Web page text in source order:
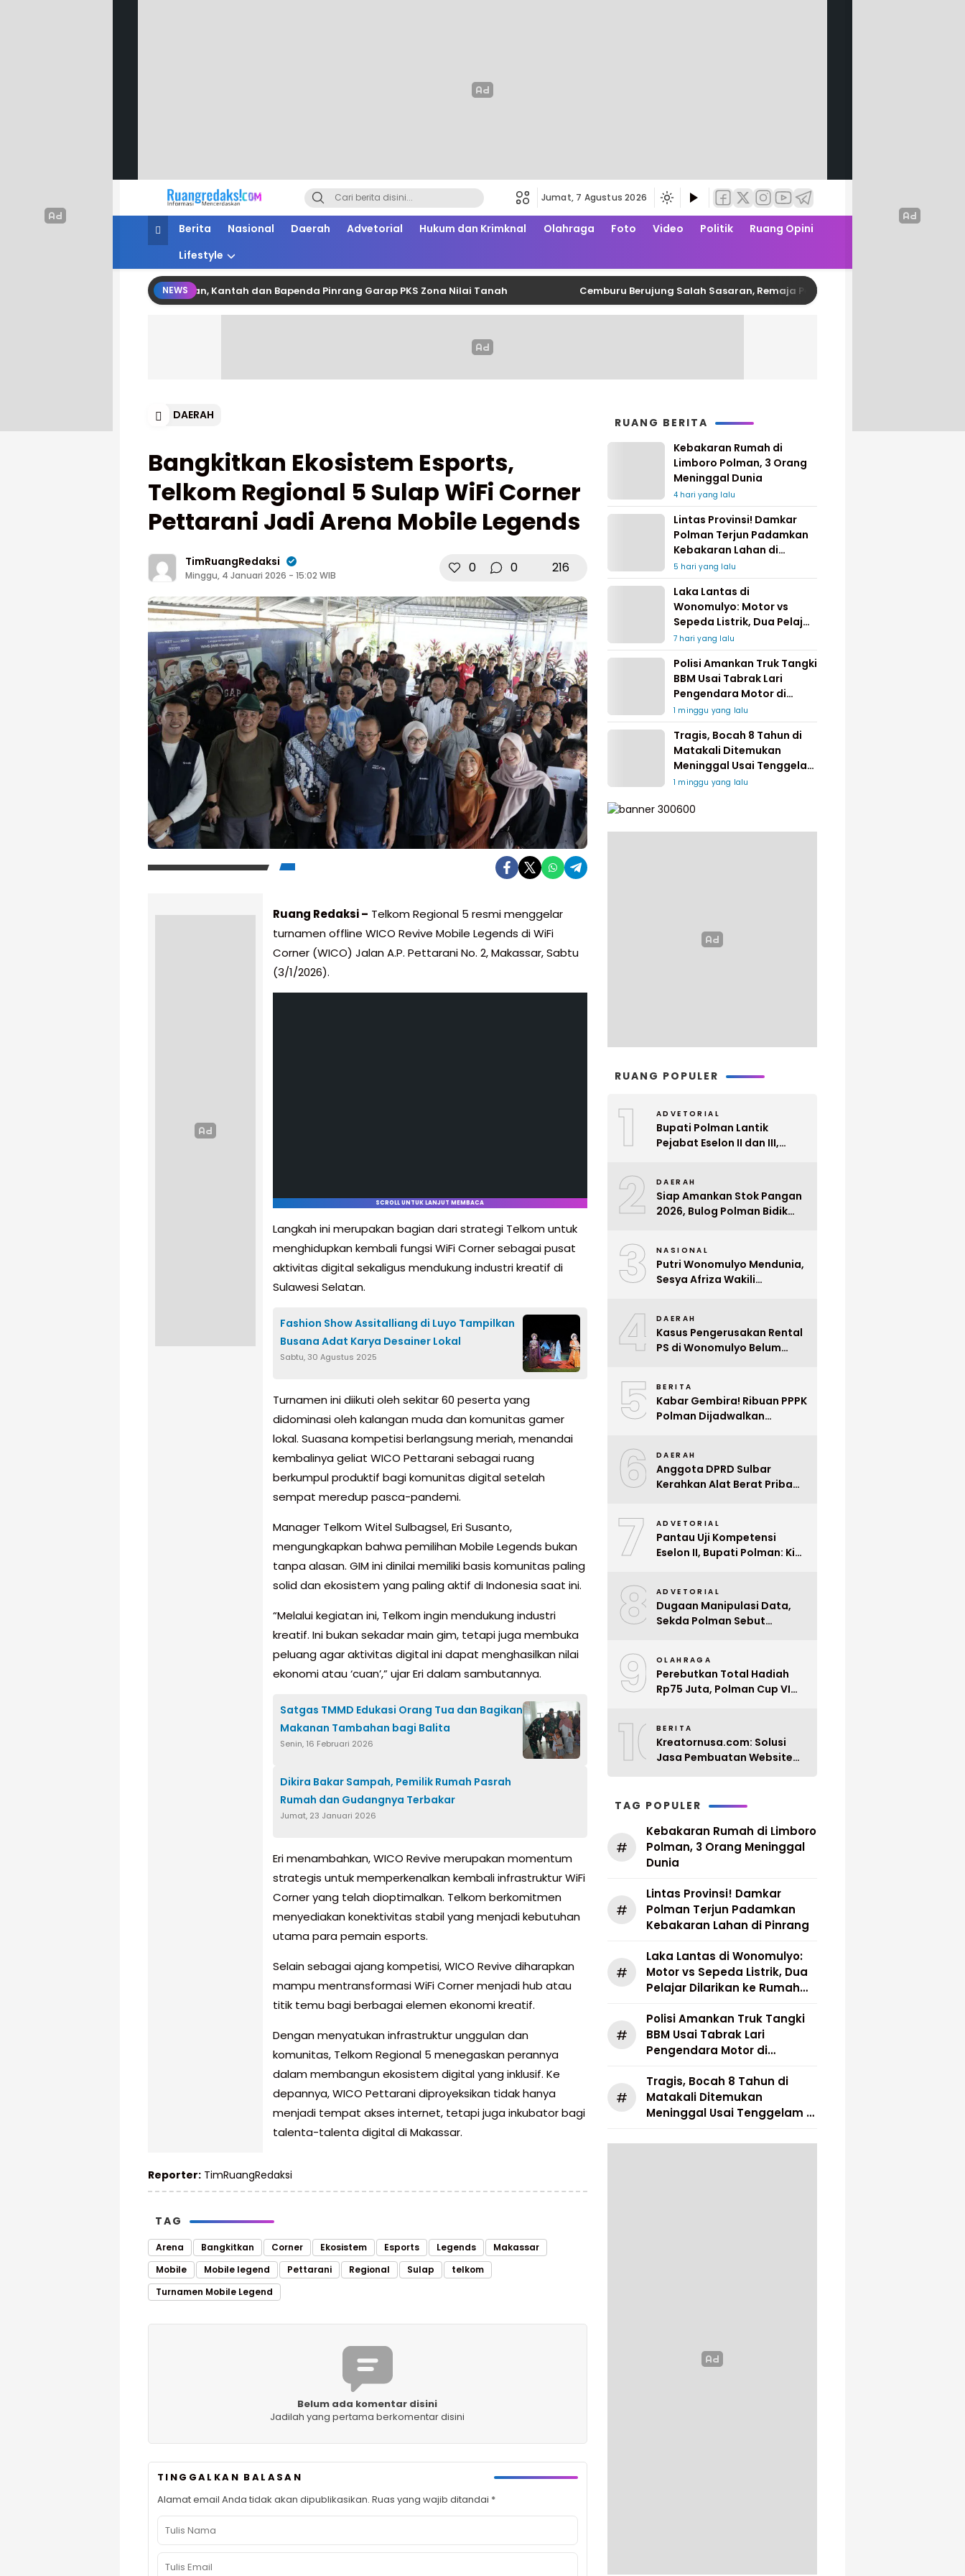
Ruang Redaksi
Informasi Mencerdaskan
Jumat, 7 Agustus 2026
Berita Nasional Daerah Advetorial Hukum dan Krimknal Olahraga Foto Video Politik
Ruang Opini
Lifestyle
NEWS
Pertanahan dan Perpajakan, Kantah dan Bapenda Pinrang Garap PKS Zona Nilai Tanah Cemburu Berujung Salah Sasaran, Remaja Pembusur Pelajar di Polman Diringkus
DAERAH
Bangkitkan Ekosistem Esports,
Telkom Regional 5 Sulap WiFi Corner
Pettarani Jadi Arena Mobile Legends
TimRuangRedaksi
Minggu, 4 Januari 2026 - 15:02 WIB 0 0 216
Ruang Redaksi – Telkom Regional 5 resmi menggelar
turnamen offline WICO Revive Mobile Legends di WiFi
Corner (WICO) Jalan A.P. Pettarani No. 2, Makassar, Sabtu
(3/1/2026).
SCROLL UNTUK LANJUT MEMBACA
Langkah ini merupakan bagian dari strategi Telkom untuk
menghidupkan kembali fungsi WiFi Corner sebagai pusat
aktivitas digital sekaligus mendukung industri kreatif di
Sulawesi Selatan.
Fashion Show Assitalliang di Luyo Tampilkan
Busana Adat Karya Desainer Lokal
Sabtu, 30 Agustus 2025
Turnamen ini diikuti oleh sekitar 60 peserta yang
didominasi oleh kalangan muda dan komunitas gamer
lokal. Suasana kompetisi berlangsung meriah, menandai
kembalinya geliat WICO Pettarani sebagai ruang
berkumpul produktif bagi komunitas digital setelah
sempat meredup pasca-pandemi.
Manager Telkom Witel Sulbagsel, Eri Susanto,
mengungkapkan bahwa pemilihan Mobile Legends bukan
tanpa alasan. GIM ini dinilai memiliki basis komunitas paling
solid dan ekosistem yang paling aktif di Indonesia saat ini.
“Melalui kegiatan ini, Telkom ingin mendukung industri
kreatif. Ini bukan sekadar main gim, tetapi juga membuka
peluang agar aktivitas digital ini dapat menghasilkan nilai
ekonomi atau ‘cuan’,” ujar Eri dalam sambutannya.
Satgas TMMD Edukasi Orang Tua dan Bagikan
Makanan Tambahan bagi Balita
Senin, 16 Februari 2026
Dikira Bakar Sampah, Pemilik Rumah Pasrah
Rumah dan Gudangnya Terbakar
Jumat, 23 Januari 2026
Eri menambahkan, WICO Revive merupakan momentum
strategis untuk memperkenalkan kembali infrastruktur WiFi
Corner yang telah dioptimalkan. Telkom berkomitmen
menyediakan konektivitas stabil yang menjadi kebutuhan
utama para pemain esports.
Selain sebagai ajang kompetisi, WICO Revive diharapkan
mampu mentransformasi WiFi Corner menjadi hub atau
titik temu bagi berbagai elemen ekonomi kreatif.
Dengan menyatukan infrastruktur unggulan dan
komunitas, Telkom Regional 5 menegaskan perannya
dalam membangun ekosistem digital yang inklusif. Ke
depannya, WICO Pettarani diproyeksikan tidak hanya
menjadi tempat akses internet, tetapi juga inkubator bagi
talenta-talenta digital di Makassar.
Reporter: TimRuangRedaksi
TAG
Arena Bangkitkan Corner Ekosistem Esports Legends
Makassar
Mobile
Mobile legend Pettarani Regional Sulap
telkom
Turnamen Mobile Legend
Belum ada komentar disini
Jadilah yang pertama berkomentar disini
TINGGALKAN BALASAN
Alamat email Anda tidak akan dipublikasikan. Ruas yang wajib ditandai *
RUANG BERITA
Kebakaran Rumah di
Limboro Polman, 3 Orang
Meninggal Dunia
4 hari yang lalu
Lintas Provinsi! Damkar
Polman Terjun Padamkan
Kebakaran Lahan di
Pinrang
5 hari yang lalu
Laka Lantas di
Wonomulyo: Motor vs
Sepeda Listrik, Dua Pelajar
Dilarikan ke Rumah Sakit
7 hari yang lalu
Polisi Amankan Truk Tangki
BBM Usai Tabrak Lari
Pengendara Motor di
Matakali
1 minggu yang lalu
Tragis, Bocah 8 Tahun di
Matakali Ditemukan
Meninggal Usai Tenggelam
di Sungai
1 minggu yang lalu
RUANG POPULER
1 ADVETORIAL
Bupati Polman Lantik
Pejabat Eselon II dan III,
2 DAERAH
Siap Amankan Stok Pangan
2026, Bulog Polman Bidik
3 NASIONAL
Putri Wonomulyo Mendunia,
Sesya Afriza Wakili
4 DAERAH
Kasus Pengerusakan Rental
PS di Wonomulyo Belum
Pelaku
5 BERITA
Kabar Gembira! Ribuan PPPK
Polman Dijadwalkan
6 DAERAH
Anggota DPRD Sulbar
Kerahkan Alat Berat Pribadi
7 ADVETORIAL
Pantau Uji Kompetensi
Eselon II, Bupati Polman: Kita
8 ADVETORIAL
Dugaan Manipulasi Data,
Sekda Polman Sebut
Ditunda
9 OLAHRAGA
Perebutkan Total Hadiah
Rp75 Juta, Polman Cup VI
10BERITA
Kreatornusa.com: Solusi
Jasa Pembuatan Website
TAG POPULER
#
Kebakaran Rumah di Limboro
Polman, 3 Orang Meninggal
Dunia
#
Lintas Provinsi! Damkar
Polman Terjun Padamkan
Kebakaran Lahan di Pinrang
#
Laka Lantas di Wonomulyo:
Motor vs Sepeda Listrik, Dua
Pelajar Dilarikan ke Rumah
#
Polisi Amankan Truk Tangki
BBM Usai Tabrak Lari
Pengendara Motor di
#
Tragis, Bocah 8 Tahun di
Matakali Ditemukan
Meninggal Usai Tenggelam di